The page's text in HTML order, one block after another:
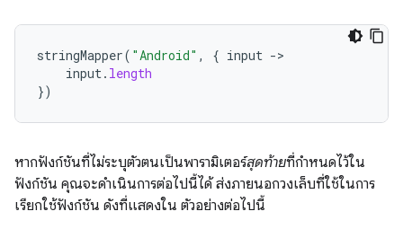
stringMapper( "Android" , { input -
input. length
})
หากฟังก์ชันที่ไม่ระบุตัวตนเป็นพารามิเตอร์สุดท้ายที่กำหนดไว้ใน
ฟังก์ชัน คุณจะดำเนินการต่อไปนี้ได้ ส่งภายนอกวงเล็บที่ใช้ในการ
เรียกใช้ฟังก์ชัน ดังที่แสดงใน ตัวอย่างต่อไปนี้